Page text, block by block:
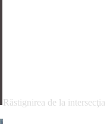
Răstignirea de la intersecţia